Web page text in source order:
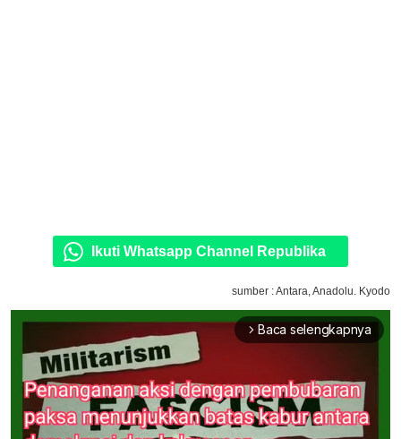
Ikuti Whatsapp Channel Republika
sumber : Antara, Anadolu. Kyodo
arrow_forward_ios Baca selengkapnya